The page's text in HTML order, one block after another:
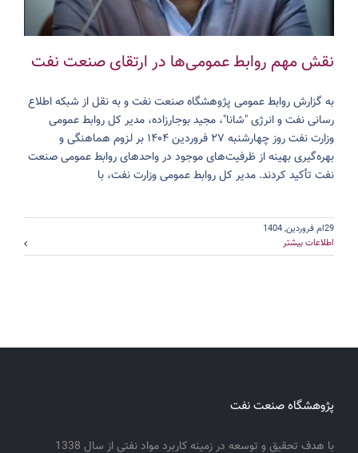
نقش مهم روابط عمومی‌ها در ارتقای صنعت نفت
به گزارش روابط عمومی پژوهشگاه صنعت نفت و به نقل از شبکه اطلاع
رسانی نفت و انرژی "شانا"، مجید بوجارزاده، مدیر کل روابط عمومی
وزارت نفت روز چهارشنبه ۲۷ فروردین ۱۴۰۴ بر لزوم هماهنگی و
بهره‌گیری بهینه از ظرفیت‌های موجود در واحدهای روابط عمومی صنعت
نفت تأکید کردند. مدیر کل روابط عمومی وزارت نفت، با
29ام فروردین, 1404
اطلاعات بیشتر
پژوهشگاه صنعت نفت
با هدف تحقيق و توسعه در زمينه كاربرد مواد نفتي از سال 1338